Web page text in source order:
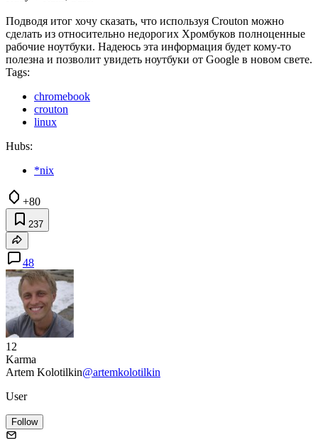
Подводя итог хочу сказать, что используя Crouton можно
сделать из относительно недорогих Хромбуков полноценные
рабочие ноутбуки. Надеюсь эта информация будет кому-то
полезна и позволит увидеть ноутбуки от Google в новом свете.
Tags:
chromebook
crouton
linux
Hubs:
*nix
+80
237
48
12
Karma
Artem Kolotilkin@artemkolotilkin
User
Follow